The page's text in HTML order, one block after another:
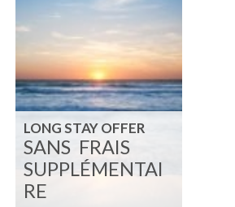
LONG STAY OFFER
SANS FRAIS
SUPPLÉMENTAI
RE